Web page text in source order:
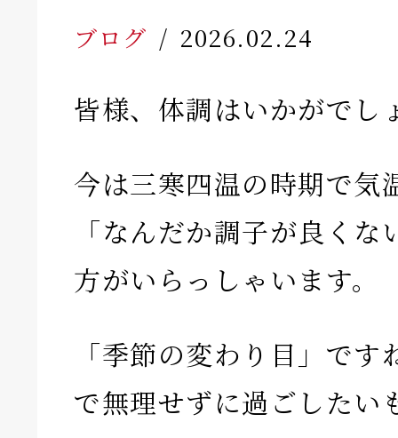
ブログ 2026.02.24
皆様、体調はいかがでし
今は三寒四温の時期で気
「なんだか調子が良く
方がいらっしゃいます。
「季節の変わり目」で
で無理せずに過ごしたい